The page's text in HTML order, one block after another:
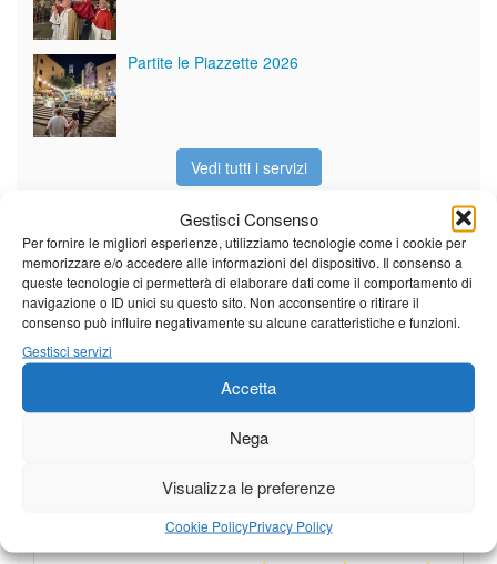
Gestisci Consenso
Per fornire le migliori esperienze, utilizziamo tecnologie come i cookie per
memorizzare e/o accedere alle informazioni del dispositivo. Il consenso a
queste tecnologie ci permetterà di elaborare dati come il comportamento di
navigazione o ID unici su questo sito. Non acconsentire o ritirare il
consenso può influire negativamente su alcune caratteristiche e funzioni.
Gestisci servizi
Accetta
Nega
Visualizza le preferenze
Cookie PolicyPrivacy Policy
Partite le Piazzette 2026
Vedi tutti i servizi
Meteo
Sole e temperature ancora ben
al di sopra delle medie stagionali
Leggi tutto…
24°C|37°C 21°C|